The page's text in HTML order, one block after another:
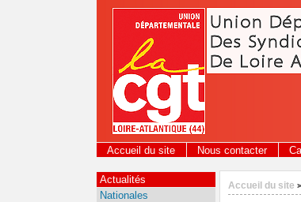
Panneau de gestion des cookies
Accueil du site Nous contacter
Accueil du site >
Actualités
Nationales